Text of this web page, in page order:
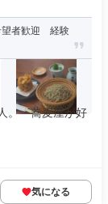
望者歓迎 経験
。 蕎麦屋が好
気になる